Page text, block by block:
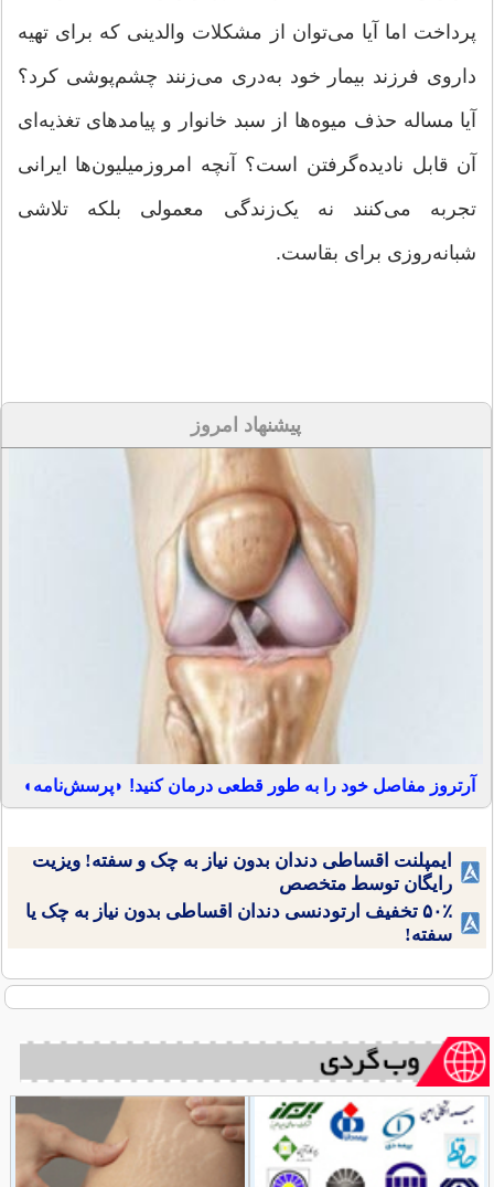
پرداخت اما آیا می‌توان از مشکلات والدینی که برای تهیه
داروی فرزند بیمار خود به‌دری می‌زنند چشم‌پوشی کرد؟
آیا مساله حذف میوه‌ها از سبد خانوار و پیامدهای تغذیه‌ای
آن قابل نادیده‌گرفتن است؟ آنچه امروز‌میلیون‌ها ایرانی
تجربه می‌کنند نه یک‌زندگی معمولی بلکه تلاشی
شبانه‌روزی برای بقاست.
پیشنهاد امروز
آرتروز مفاصل خود را به طور قطعی درمان کنید! ◗پرسش‌نامه◖
ایمپلنت اقساطی دندان بدون نیاز به چک و سفته! ویزیت
رایگان توسط متخصص
۵۰٪ تخفیف ارتودنسی دندان اقساطی بدون نیاز به چک یا
سفته!